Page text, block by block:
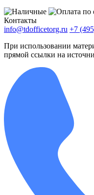
Контакты
info@tdofficetorg.ru +7
При использовании
прямой ссылки на